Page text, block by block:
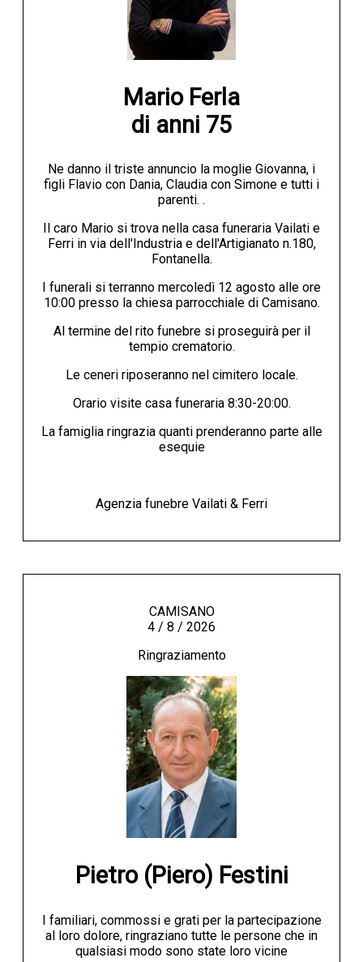
Mario Ferla
di anni 75
Ne danno il triste annuncio la moglie Giovanna, i
figli Flavio con Dania, Claudia con Simone e tutti i
parenti. .
Il caro Mario si trova nella casa funeraria Vailati e
Ferri in via dell'Industria e dell'Artigianato n.180,
Fontanella.
I funerali si terranno mercoledì 12 agosto alle ore
10:00 presso la chiesa parrocchiale di Camisano.
Al termine del rito funebre si proseguirà per il
tempio crematorio.
Le ceneri riposeranno nel cimitero locale.
Orario visite casa funeraria 8:30-20:00.
La famiglia ringrazia quanti prenderanno parte alle
esequie
Agenzia funebre Vailati & Ferri
CAMISANO
4 / 8 / 2026
Ringraziamento
Pietro (Piero) Festini
I familiari, commossi e grati per la partecipazione
al loro dolore, ringraziano tutte le persone che in
qualsiasi modo sono state loro vicine